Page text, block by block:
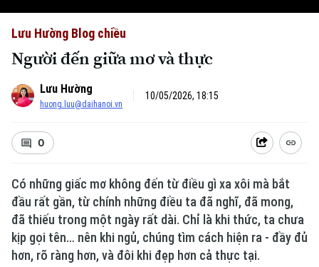
Lưu Hường Blog chiều
Người đến giữa mơ và thực
Lưu Hường
huong.luu@daihanoi.vn
10/05/2026, 18:15
0
Có những giấc mơ không đến từ điều gì xa xôi mà bắt
đầu rất gần, từ chính những điều ta đã nghĩ, đã mong,
đã thiếu trong một ngày rất dài. Chỉ là khi thức, ta chưa
kịp gọi tên… nên khi ngủ, chúng tìm cách hiện ra - đầy đủ
hơn, rõ ràng hơn, và đôi khi đẹp hơn cả thực tại.